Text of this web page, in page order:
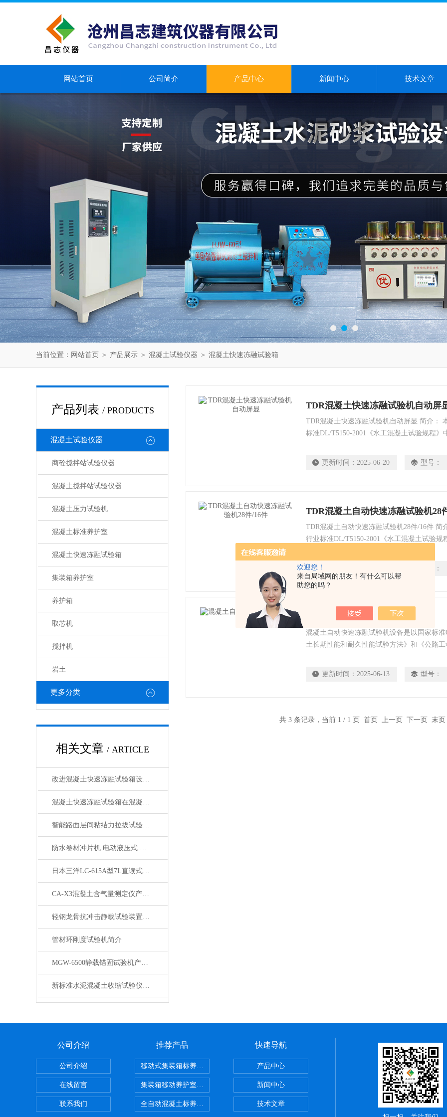
欢迎您！
来自局域网的朋友！有什么可以帮
助您的吗？
网站首页 公司简介 产品中心 新闻中心 技术文章
当前位置： 网站首页 ＞ 产品展示 ＞ 混凝土试验仪器 ＞ 混凝土快速冻融试验箱
产品列表 / PRODUCTS
混凝土试验仪器
商砼搅拌站试验仪器
混凝土搅拌站试验仪器
混凝土压力试验机
混凝土标准养护室
混凝土快速冻融试验箱
集装箱养护室
养护箱
取芯机
搅拌机
岩土
更多分类
相关文章 / ARTICLE
改进混凝土快速冻融试验箱设计以增强其性能的方法
混凝土快速冻融试验箱在混凝土行业中的重要作用与应用领域说明
智能路面层间粘结力拉拔试验仪产品展示
防水卷材冲片机 电动液压式 产品简介
日本三洋LC-615A型7L直读式混凝土含气量测定仪 产品展示
CA-X3混凝土含气量测定仪产品展示
轻钢龙骨抗冲击静载试验装置产品展示
管材环刚度试验机简介
MGW-6500静载锚固试验机产品展示
新标准水泥混凝土收缩试验仪产品展示
TDR混凝土快速冻融试验机自动屏
TDR混凝土快速冻融试验机自动屏显 简介：
标准DL/T5150-2001《水工混凝土试验规程》
的‘快冻法’以及美国ASTM/C666`《混凝土快
更新时间： 2025-06-20 型号：
TDR混凝土自动快速冻融试验机28
TDR混凝土自动快速冻融试验机28件/16件 简
行业标准DL/T5150-2001《水工混凝土试验规
的‘快冻法’以及美国ASTM/C666`《混凝土快
设计制造的。能满足国内各相关行业设计，研
试验设备的要求。
型号：
混凝土自动快速冻融试验机
混凝土自动快速冻融试验机设备是以国家标准
土长期性能和耐久性能试验方法》和《公路
冻融来测试混凝土抗冻性能而设计制作的冻融
更新时间： 2025-06-13 型号：
共 3 条记录，当前 1 / 1 页 首页 上一页 下一页 末
公司介绍
公司介绍
在线留言
联系我们
推荐产品
移动式集装箱标养室 养护室设备
集装箱移动养护室 标养室
全自动混凝土标养室恒温恒湿设备
快速导航
产品中心
新闻中心
技术文章